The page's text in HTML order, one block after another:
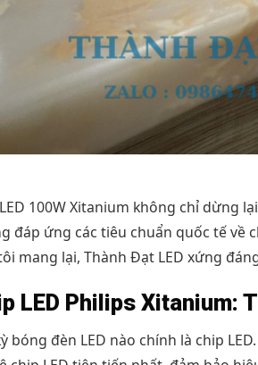
100W Xitanium không chỉ dừng
đáp ứng các tiêu chuẩn quốc tế
mang lại, Thành Đạt LED xứng
LED Philips Xitanium:
bóng đèn LED nào chính là chip